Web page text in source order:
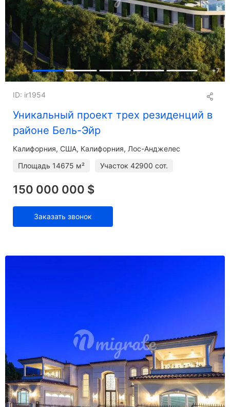
+7
Уникальный проект трех резиденций в
районе Бель-Эйр
ID: ir1954
Калифорния США, Калифорния, Лос-Анджелес
Площадь 14675 м² Участок 42900 сот.
150 000 000 $
Заказать звонок